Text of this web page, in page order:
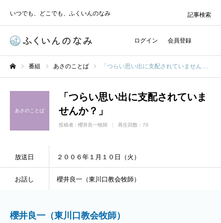
いつでも、どこでも、ふくいんのなみ
ログイン 会員登録
記事検索
番組 あさのことば 「つらい思い出に支配されていませんか？」
あさのことば
「つらい思い出に支配されていま
せんか？」
投稿者 : 櫻井良一牧師 再生回数：70
放送日 ２００６年１月１０日（火）
お話し 櫻井良一（東川口教会牧師）
櫻井良一（東川口教会牧師）